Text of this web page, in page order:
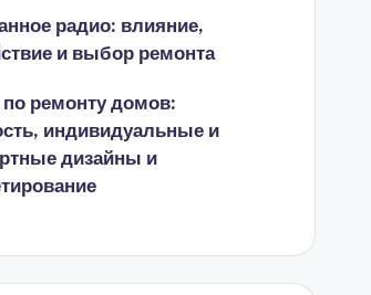
радио: влияние,
и выбор ремонта
по ремонту домов:
индивидуальные и
дизайны и